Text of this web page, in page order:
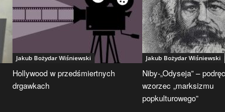
Jakub Bożydar Wiśniewski
Hollywood w przedśmiertnych
drgawkach
Jakub Bożydar Wiśniewski
Niby-„Odyseja” –
wzorzec „marksizmu
popkulturowego”